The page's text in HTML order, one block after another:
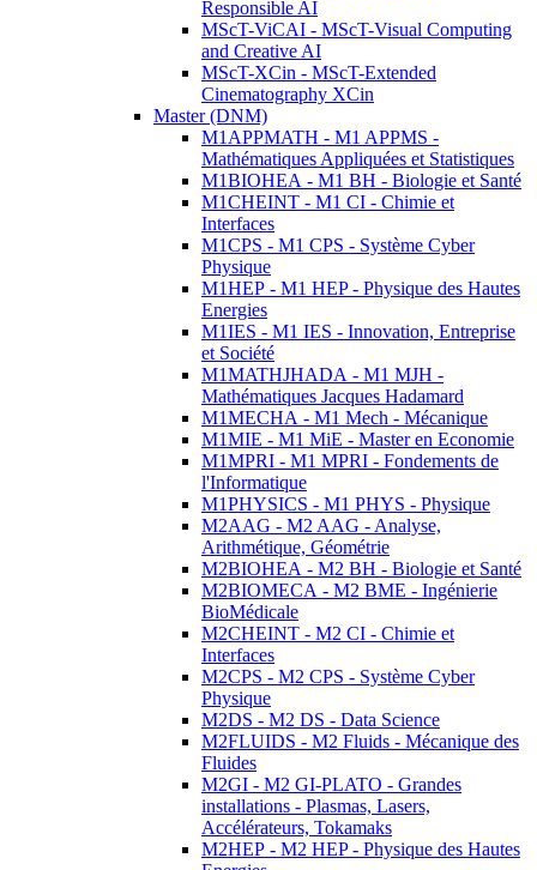
Responsible AI
MScT-ViCAI - MScT-Visual Computing
and Creative AI
MScT-XCin - MScT-Extended
Cinematography XCin
Master (DNM)
M1APPMATH - M1 APPMS -
Mathématiques Appliquées et Statistiques
M1BIOHEA - M1 BH - Biologie et Santé
M1CHEINT - M1 CI - Chimie et
Interfaces
M1CPS - M1 CPS - Système Cyber
Physique
M1HEP - M1 HEP - Physique des Hautes
Energies
M1IES - M1 IES - Innovation, Entreprise
et Société
M1MATHJHADA - M1 MJH -
Mathématiques Jacques Hadamard
M1MECHA - M1 Mech - Mécanique
M1MIE - M1 MiE - Master en Economie
M1MPRI - M1 MPRI - Fondements de
l'Informatique
M1PHYSICS - M1 PHYS - Physique
M2AAG - M2 AAG - Analyse,
Arithmétique, Géométrie
M2BIOHEA - M2 BH - Biologie et Santé
M2BIOMECA - M2 BME - Ingénierie
BioMédicale
M2CHEINT - M2 CI - Chimie et
Interfaces
M2CPS - M2 CPS - Système Cyber
Physique
M2DS - M2 DS - Data Science
M2FLUIDS - M2 Fluids - Mécanique des
Fluides
M2GI - M2 GI-PLATO - Grandes
installations - Plasmas, Lasers,
Accélérateurs, Tokamaks
M2HEP - M2 HEP - Physique des Hautes